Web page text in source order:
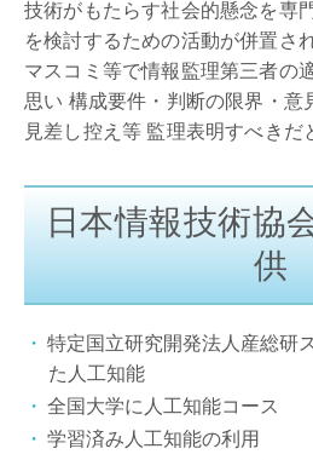
技術がもたらす社会的懸念を専
を検討するための活動が併置さ
マスコミ等で情報監理第三者の
思い 構成要件・判断の限界・意
見差し控え等 監理表明すべきだ
日本情報技術協
供
特定国立研究開発法人産総研
た人工知能
全国大学に人工知能コース
学習済み人工知能の利用